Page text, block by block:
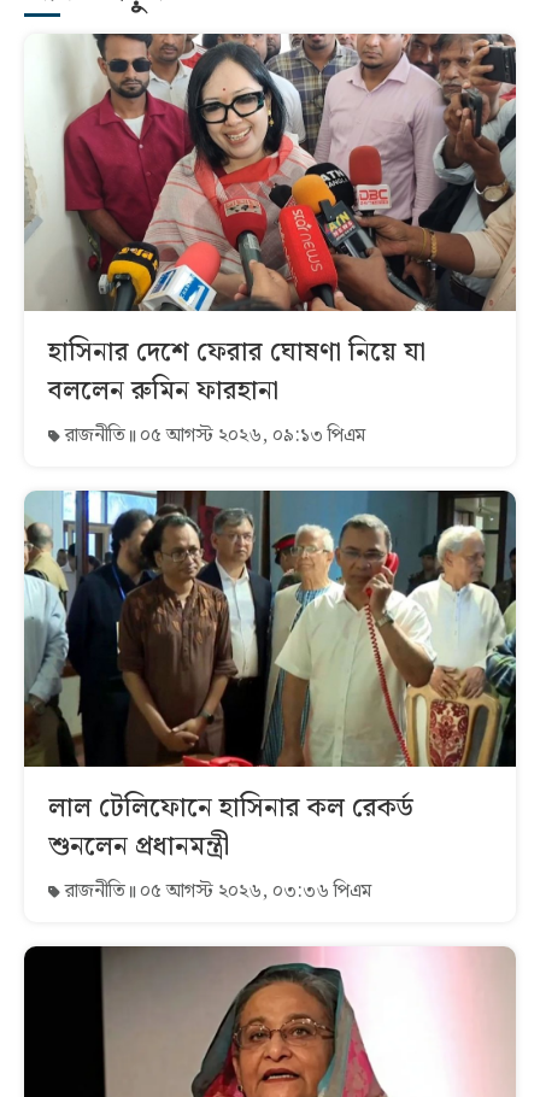
হাসিনার দেশে ফেরার ঘোষণা নিয়ে যা
বললেন রুমিন ফারহানা
রাজনীতি ০৫ আগস্ট ২০২৬, ০৯:১৩ পিএম
লাল টেলিফোনে হাসিনার কল রেকর্ড
শুনলেন প্রধানমন্ত্রী
রাজনীতি ০৫ আগস্ট ২০২৬, ০৩:৩৬ পিএম